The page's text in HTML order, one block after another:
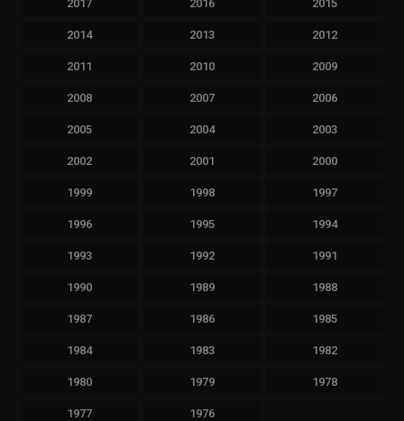
2017 2016 2015
2014 2013 2012
2011 2010 2009
2008 2007 2006
2005 2004 2003
2002 2001 2000
1999 1998 1997
1996 1995 1994
1993 1992 1991
1990 1989 1988
1987 1986 1985
1984 1983 1982
1980 1979 1978
1977 1976